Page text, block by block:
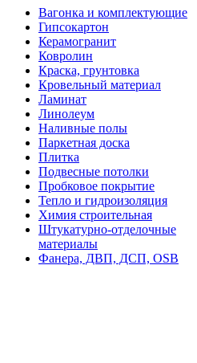
Вагонка и комплектующие
Гипсокартон
Керамогранит
Ковролин
Краска, грунтовка
Кровельный материал
Ламинат
Линолеум
Наливные полы
Паркетная доска
Плитка
Подвесные потолки
Пробковое покрытие
Тепло и гидроизоляция
Химия строительная
Штукатурно-отделочные
материалы
Фанера, ДВП, ДСП, OSB